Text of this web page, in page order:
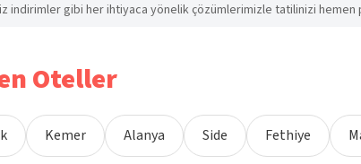
gibi her ihtiyaca yönelik çözümlerimizle tatilinizi hemen
Oteller
Kemer Alanya Side Fethiye